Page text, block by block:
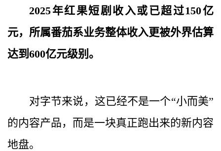
2025年红果短剧收入或已超过150亿
元，所属番茄系业务整体收入更被外界估算
达到600亿元级别。
对字节来说，这已经不是一个“小而美”
的内容产品，而是一块真正跑出来的新内容
地盘。